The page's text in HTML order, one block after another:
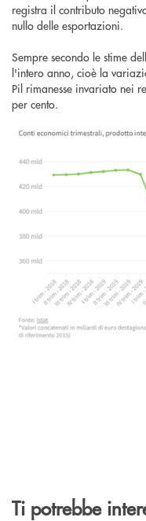
registra il contributo
nullo delle esportazioni.
Sempre secondo le stime
l'intero anno, cioè la
Pil rimanesse invariato nei
per cento.
Ti potrebbe